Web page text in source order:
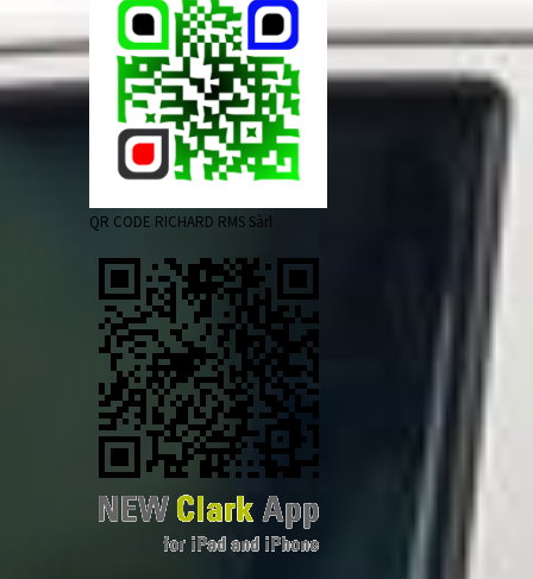
QR CODE RICHARD RMS Sàrl